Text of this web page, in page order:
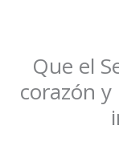
Que el
corazón